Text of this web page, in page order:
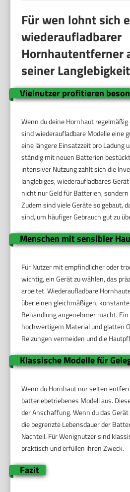
Für wen lohnt sich
wiederaufladbarer
Hornhautentferner
seiner
Vielnutzer profitieren
Wenn du deine Hornhaut
sind wiederaufladbare Modelle eine
eine längere Einsatzzeit pro Ladung
ständig mit neuen Batterien
intensiver Nutzung zahlt sich die
langlebiges, wiederaufladbares
nicht nur Geld für Batterien,
Zudem sind viele Geräte so gebaut,
sind, um häufiger Gebrauch gut zu
Menschen mit sensibler
Für Nutzer mit empfindlicher oder
wichtig, ein Gerät zu wählen, das
arbeitet. Wiederaufladbare
über einen gleichmäßigen,
Behandlung angenehmer macht.
hochwertigem Material und glatten
Reizungen vermeiden und die
Klassische Modelle für
Wenn du Hornhaut nur selten
batteriebetriebenes Modell aus.
der Anschaffung. Wenn du das
die begrenzte Lebensdauer der
Nachteil. Für Wenignutzer sind
praktisch und erfüllen ihren Zweck.
Fazit